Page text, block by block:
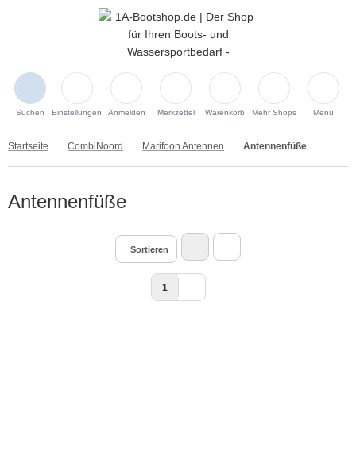
Suchen Einstellungen Anmelden Merkzettel Warenkorb Mehr Shops Menü
Startseite CombiNoord Marifoon Antennen Antennenfüße
Antennenfüße
Sortieren
1